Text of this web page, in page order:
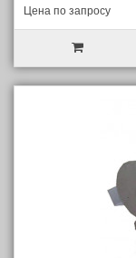
Цена по запросу